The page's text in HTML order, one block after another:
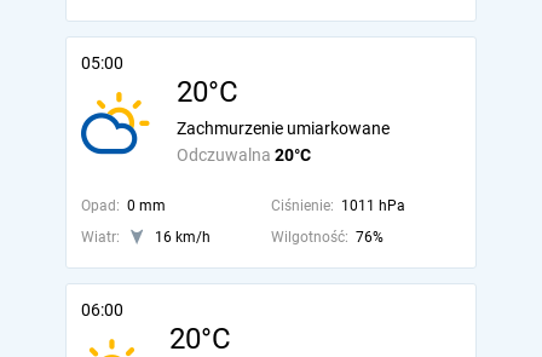
05:00
20°C
Odczuwalna 20°C
Zachmurzenie umiarkowane
Opad: 0 mm Ciśnienie: 1011 hPa
Wiatr:
16 km/h Wilgotność: 76%
06:00
20°C